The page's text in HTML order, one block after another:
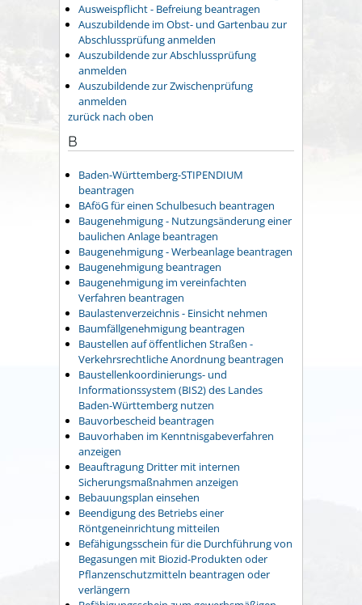
Ausweispflicht - Befreiung beantragen
Auszubildende im Obst- und Gartenbau zur
Abschlussprüfung anmelden
Auszubildende zur Abschlussprüfung
anmelden
Auszubildende zur Zwischenprüfung
anmelden
zurück nach oben
B
Baden-Württemberg-STIPENDIUM
beantragen
BAföG für einen Schulbesuch beantragen
Baugenehmigung - Nutzungsänderung einer
baulichen Anlage beantragen
Baugenehmigung - Werbeanlage beantragen
Baugenehmigung beantragen
Baugenehmigung im vereinfachten
Verfahren beantragen
Baulastenverzeichnis - Einsicht nehmen
Baumfällgenehmigung beantragen
Baustellen auf öffentlichen Straßen -
Verkehrsrechtliche Anordnung beantragen
Baustellenkoordinierungs- und
Informationssystem (BIS2) des Landes
Baden-Württemberg nutzen
Bauvorbescheid beantragen
Bauvorhaben im Kenntnisgabeverfahren
anzeigen
Beauftragung Dritter mit internen
Sicherungsmaßnahmen anzeigen
Bebauungsplan einsehen
Beendigung des Betriebs einer
Röntgeneinrichtung mitteilen
Befähigungsschein für die Durchführung von
Begasungen mit Biozid-Produkten oder
Pflanzenschutzmitteln beantragen oder
verlängern